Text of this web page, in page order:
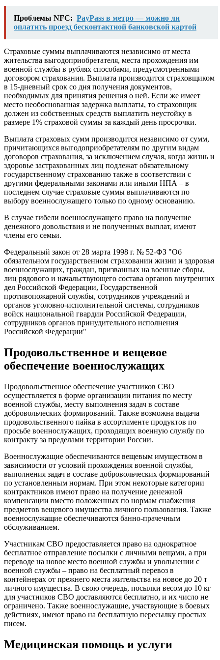
Проблемы NFC: PayPass в метро — можно ли
оплатить проезд бесконтактной банковской картой
Страховые суммы выплачиваются независимо от места
жительства выгодоприобретателя, места прохождения им
военной службы в рублях способами, предусмотренными
договором страхования. Выплата производится страховщиком
в 15-дневный срок со дня получения документов,
необходимых для принятия решения о ней. Если же имеет
место необоснованная задержка выплаты, то страховщик
должен из собственных средств выплатить неустойку в
размере 1% страховой суммы за каждый день просрочки.
Выплата страховых сумм производится независимо от сумм,
причитающихся выгодоприобретателям по другим видам
договоров страхования, за исключением случая, когда жизнь и
здоровье застрахованных лиц подлежат обязательному
государственному страхованию также в соответствии с
другими федеральными законами или иными НПА – в
последнем случае страховые суммы выплачиваются по
выбору военнослужащего только по одному основанию.
В случае гибели военнослужащего право на получение
денежного довольствия и не полученных выплат, имеют
члены его семьи.
Федеральный закон от 28 марта 1998 г. № 52-ФЗ "Об
обязательном государственном страховании жизни и здоровья
военнослужащих, граждан, призванных на военные сборы,
лиц рядового и начальствующего состава органов внутренних
дел Российской Федерации, Государственной
противопожарной службы, сотрудников учреждений и
органов уголовно-исполнительной системы, сотрудников
войск национальной гвардии Российской Федерации,
сотрудников органов принудительного исполнения
Российской Федерации"
Продовольственное и вещевое
обеспечение военнослужащих
Продовольственное обеспечение участников СВО
осуществляется в форме организации питания по месту
военной службы, месту выполнения задач в составе
добровольческих формирований. Также возможна выдача
продовольственного пайка в ассортименте продуктов по
просьбе военнослужащих, проходящих военную службу по
контракту за пределами территории России.
Военнослужащие обеспечиваются вещевым имуществом в
зависимости от условий прохождения военной службы,
выполнения задач в составе добровольческих формирований
по установленным нормам. При этом некоторые категории
контрактников имеют право на получение денежной
компенсации вместо положенных по нормам снабжения
предметов вещевого имущества личного пользования. Также
военнослужащие обеспечиваются банно-прачечным
обслуживанием.
Участникам СВО предоставляется право на однократное
бесплатное отправление посылки с личными вещами, а при
переводе на новое место военной службы и увольнении с
военной службы – право на бесплатный перевоз в
контейнерах от прежнего места жительства на новое до 20 т
личного имущества. В свою очередь, посылки весом до 10 кг
для участников СВО доставляются бесплатно, и их число не
ограничено. Также военнослужащие, участвующие в боевых
действиях, имеют право на бесплатную пересылку простых
писем.
Медицинская помощь и услуги